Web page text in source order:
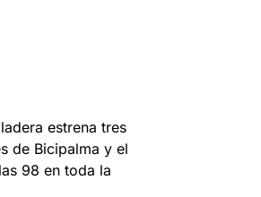
estrena tres
de Bicipalma y el
98 en toda la